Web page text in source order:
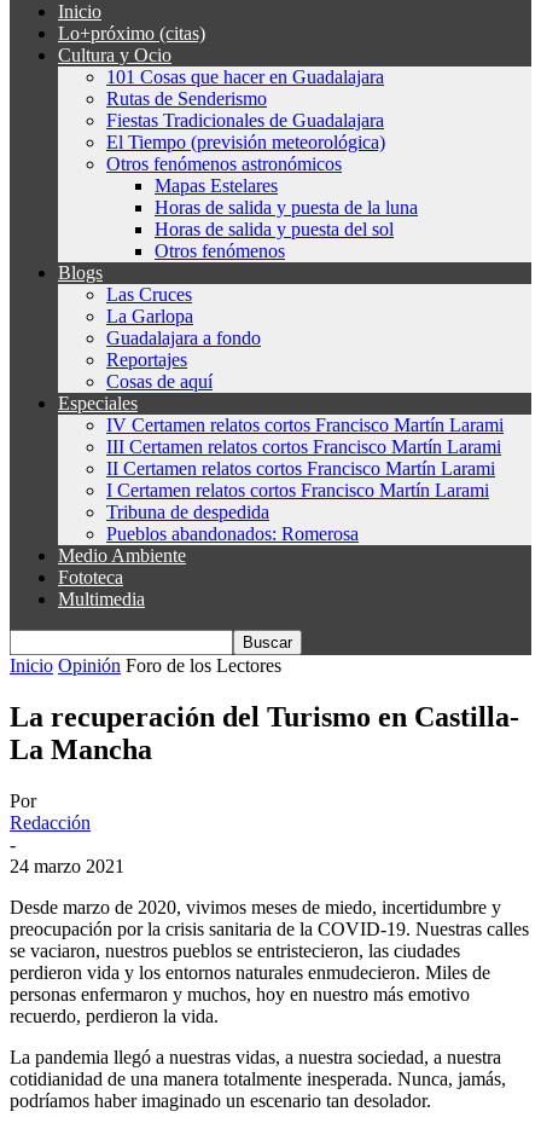
Inicio
Lo+próximo (citas)
Cultura y Ocio
101 Cosas que hacer en Guadalajara
Rutas de Senderismo
Fiestas Tradicionales de Guadalajara
El Tiempo (previsión meteorológica)
Otros fenómenos astronómicos
Mapas Estelares
Horas de salida y puesta de la luna
Horas de salida y puesta del sol
Otros fenómenos
Blogs
Las Cruces
La Garlopa
Guadalajara a fondo
Reportajes
Cosas de aquí
Especiales
IV Certamen relatos cortos Francisco Martín Larami
III Certamen relatos cortos Francisco Martín Larami
II Certamen relatos cortos Francisco Martín Larami
I Certamen relatos cortos Francisco Martín Larami
Tribuna de despedida
Pueblos abandonados: Romerosa
Medio Ambiente
Fototeca
Multimedia
Inicio Opinión Foro de los Lectores
La recuperación del Turismo en Castilla-
La Mancha
Por
Redacción
-
24 marzo 2021
Desde marzo de 2020, vivimos meses de miedo, incertidumbre y
preocupación por la crisis sanitaria de la COVID-19. Nuestras calles
se vaciaron, nuestros pueblos se entristecieron, las ciudades
perdieron vida y los entornos naturales enmudecieron. Miles de
personas enfermaron y muchos, hoy en nuestro más emotivo
recuerdo, perdieron la vida.
La pandemia llegó a nuestras vidas, a nuestra sociedad, a nuestra
cotidianidad de una manera totalmente inesperada. Nunca, jamás,
podríamos haber imaginado un escenario tan desolador.